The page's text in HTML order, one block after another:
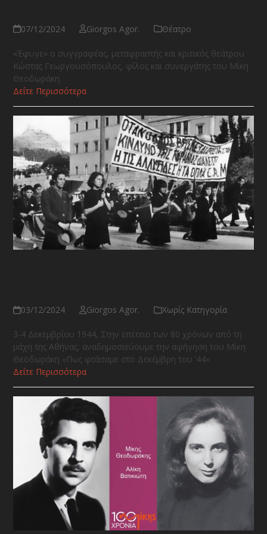
07/12/2024 Giorgos Agor. Θέατρο
«Έφυγε» ο συγγραφέας, μεταφραστής και κριτικός θεάτρου
Κώστας Γεωργουσόπουλος, φίλος και συνεργάτης του Μίκη
Θεοδωράκη.
Δείτε Περισσότερα
03/12/2024 Giorgos Agor. Χωρίς Κατηγορία
3-4 Δεκεμβρίου 1944, Στην επέτειο των 80 χρόνων από τη
μάχη της Αθήνας, αναδημοσιεύουμε την αφήγηση του Μίκη
Θεοδωράκη «Πως φτάσαμε στο Δεκέμβρη του ’44»
Δείτε Περισσότερα